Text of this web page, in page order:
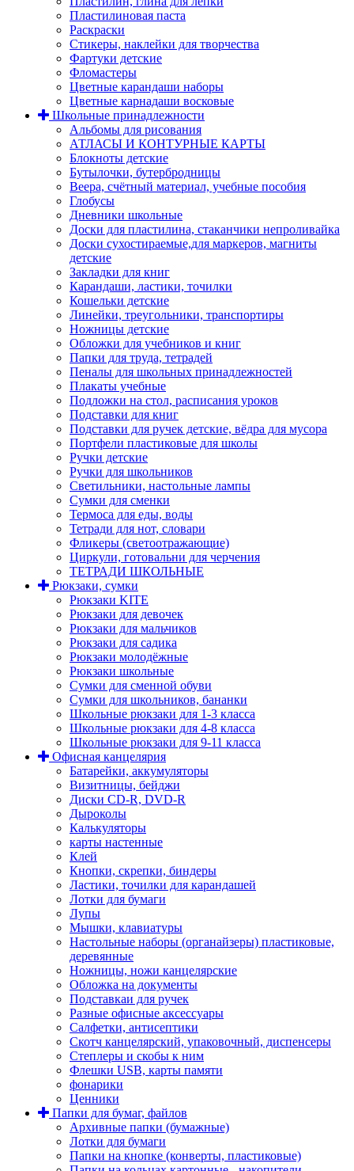
Пластилиновая паста
Раскраски
Стикеры, наклейки для творчества
Фартуки детские
Фломастеры
Цветные карандаши наборы
Цветные карнадаши восковые
Школьные принадлежности
Альбомы для рисования
АТЛАСЫ И КОНТУРНЫЕ КАРТЫ
Блокноты детские
Бутылочки, бутербродницы
Веера, счётный материал, учебные пособия
Глобусы
Дневники школьные
Доски для пластилина, стаканчики непроливайка
Доски сухостираемые,для маркеров, магниты
детские
Закладки для книг
Карандаши, ластики, точилки
Кошельки детские
Линейки, треугольники, транспортиры
Ножницы детские
Обложки для учебников и книг
Папки для труда, тетрадей
Пеналы для школьных принадлежностей
Плакаты учебные
Подложки на стол, расписания уроков
Подставки для книг
Подставки для ручек детские, вёдра для мусора
Портфели пластиковые для школы
Ручки детские
Ручки для школьников
Светильники, настольные лампы
Сумки для сменки
Термоса для еды, воды
Тетради для нот, словари
Фликеры (светоотражающие)
Циркули, готовальни для черчения
ТЕТРАДИ ШКОЛЬНЫЕ
Рюкзаки, сумки
Рюкзаки KITE
Рюкзаки для девочек
Рюкзаки для мальчиков
Рюкзаки для садика
Рюкзаки молодёжные
Рюкзаки школьные
Сумки для сменной обуви
Сумки для школьников, бананки
Школьные рюкзаки для 1-3 класса
Школьные рюкзаки для 4-8 класса
Школьные рюкзаки для 9-11 класса
Офисная канцелярия
Батарейки, аккумуляторы
Визитницы, бейджи
Диски CD-R, DVD-R
Дыроколы
Калькуляторы
карты настенные
Клей
Кнопки, скрепки, биндеры
Ластики, точилки для карандашей
Лотки для бумаги
Лупы
Мышки, клавиатуры
Настольные наборы (органайзеры) пластиковые,
деревянные
Ножницы, ножи канцелярские
Обложка на документы
Подставкаи для ручек
Разные офисные аксессуары
Салфетки, антисептики
Скотч канцелярский, упаковочный, диспенсеры
Степлеры и скобы к ним
Флешки USB, карты памяти
фонарики
Ценники
Папки для бумаг, файлов
Архивные папки (бумажные)
Лотки для бумаги
Папки на кнопке (конверты, пластиковые)